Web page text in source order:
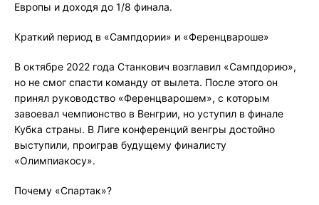
Европы и доходя до 1/8 финала.
Краткий период в «Сампдории» и «Ференцвароше»
В октябре 2022 года Станкович возглавил «Сампдорию»,
но не смог спасти команду от вылета. После этого он
принял руководство «Ференцварошем», с которым
завоевал чемпионство в Венгрии, но уступил в финале
Кубка страны. В Лиге конференций венгры достойно
выступили, проиграв будущему финалисту
«Олимпиакосу».
Почему «Спартак»?